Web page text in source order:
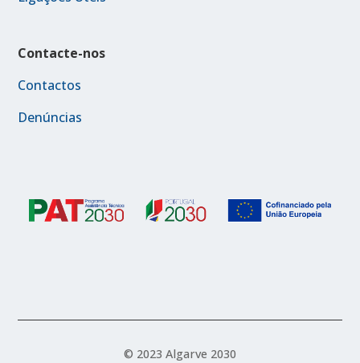
Contacte-nos
Contactos
Denúncias
© 2023 Algarve 2030